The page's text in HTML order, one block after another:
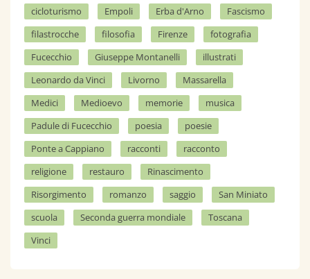
cicloturismo
Empoli Erba d'Arno
Fascismo
filastrocche
filosofia Firenze
fotografia
Fucecchio
Giuseppe Montanelli
illustrati
Leonardo da Vinci
Livorno
Massarella
Medici
Medioevo memorie
musica
Padule di Fucecchio
poesia
poesie
Ponte a Cappiano
racconti
racconto
religione
restauro
Rinascimento
Risorgimento
romanzo saggio
San Miniato
scuola
Seconda guerra mondiale
Toscana
Vinci